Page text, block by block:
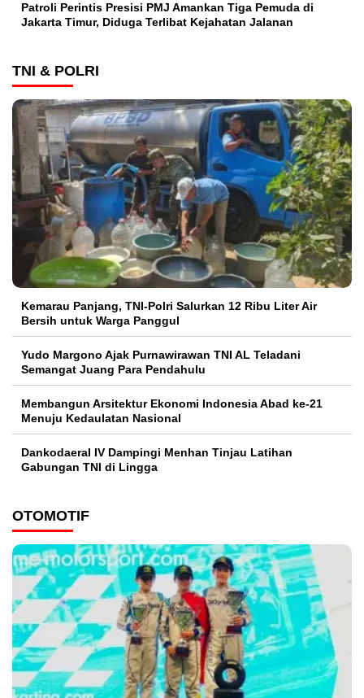
Patroli Perintis Presisi PMJ Amankan Tiga Pemuda di
Jakarta Timur, Diduga Terlibat Kejahatan Jalanan
TNI & POLRI
Kemarau Panjang, TNI-Polri Salurkan 12 Ribu Liter Air
Bersih untuk Warga Panggul
Yudo Margono Ajak Purnawirawan TNI AL Teladani
Semangat Juang Para Pendahulu
Membangun Arsitektur Ekonomi Indonesia Abad ke-21
Menuju Kedaulatan Nasional
Dankodaeral IV Dampingi Menhan Tinjau Latihan
Gabungan TNI di Lingga
OTOMOTIF